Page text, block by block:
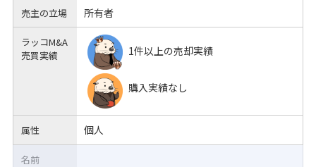
売主の立場 所有者
ラッコM&A
売買実績
1件以上の売却実績
購入実績なし
属性 個人
名前